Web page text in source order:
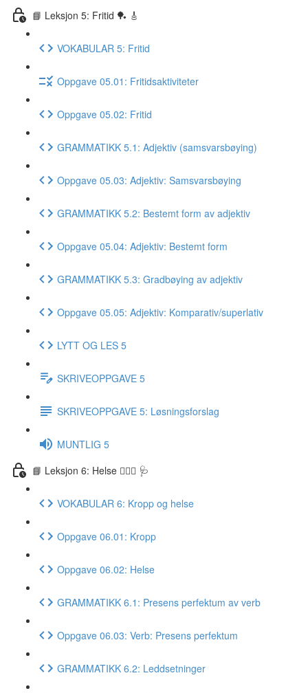
📘 Leksjon 5: Fritid 🏓 🎸
VOKABULAR 5: Fritid
Oppgave 05.01: Fritidsaktiviteter
Oppgave 05.02: Fritid
GRAMMATIKK 5.1: Adjektiv (samsvarsbøying)
Oppgave 05.03: Adjektiv: Samsvarsbøying
GRAMMATIKK 5.2: Bestemt form av adjektiv
Oppgave 05.04: Adjektiv: Bestemt form
GRAMMATIKK 5.3: Gradbøying av adjektiv
Oppgave 05.05: Adjektiv: Komparativ/superlativ
LYTT OG LES 5
SKRIVEOPPGAVE 5
SKRIVEOPPGAVE 5: Løsningsforslag
MUNTLIG 5
📘 Leksjon 6: Helse 🏃🏻‍♀️ 🩺
VOKABULAR 6: Kropp og helse
Oppgave 06.01: Kropp
Oppgave 06.02: Helse
GRAMMATIKK 6.1: Presens perfektum av verb
Oppgave 06.03: Verb: Presens perfektum
GRAMMATIKK 6.2: Leddsetninger